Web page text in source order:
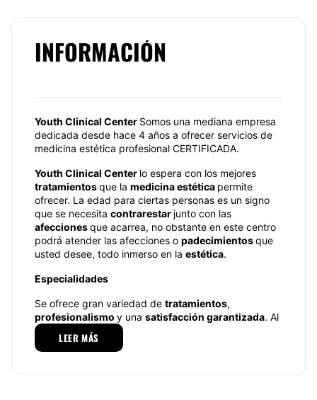
INFORMACIÓN
Youth Clinical Center Somos una mediana empresa
dedicada desde hace 4 años a ofrecer servicios de
medicina estética profesional CERTIFICADA.
Youth Clinical Center lo espera con los mejores
tratamientosque la medicina estética permite
ofrecer. La edad para ciertas personas es un signo
que se necesita contrarestar junto con las
afeccionesque acarrea, no obstante en este centro
podrá atender las afecciones o padecimientosque
usted desee, todo inmerso en la estética.
Especialidades
Se ofrece gran variedad de tratamientos,
profesionalismo y una satisfacción garantizada. Al
igual el buen trato,
y
compromiso transforman a
LEER MÁS